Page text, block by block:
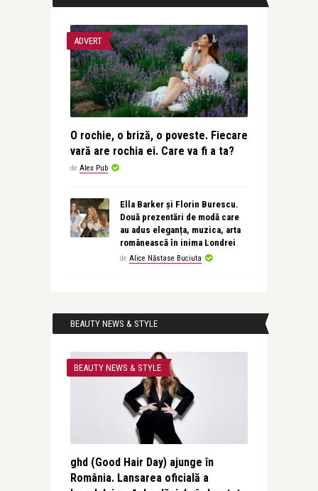
ADVERT
O rochie, o briză, o poveste. Fiecare
vară are rochia ei. Care va fi a ta?
de Alex Pub
Ella Barker și Florin Burescu.
Două prezentări de modă care
au adus eleganța, muzica, arta
românească în inima Londrei
de Alice Năstase Buciuta
BEAUTY NEWS & STYLE
BEAUTY NEWS & STYLE
ghd (Good Hair Day) ajunge în
România. Lansarea oficială a